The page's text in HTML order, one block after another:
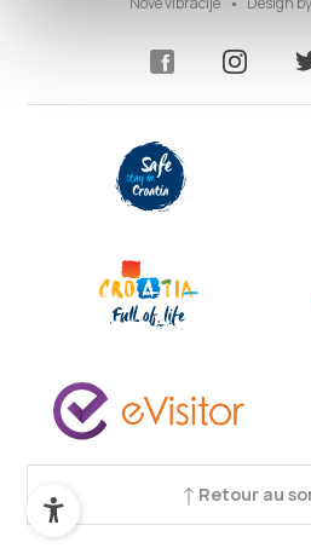
Retour au